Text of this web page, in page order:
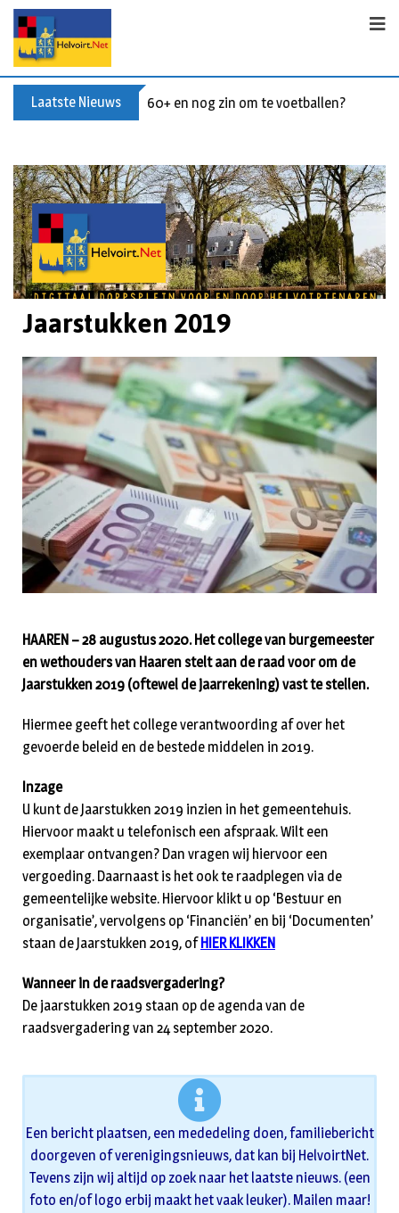
Laatste Nieuws Buxusplanten in brand in Biezenmortel,
Jaarstukken 2019
HAAREN – 28 augustus 2020. Het college van burgemeester
en wethouders van Haaren stelt aan de raad voor om de
Jaarstukken 2019 (oftewel de jaarrekening) vast te stellen.
Hiermee geeft het college verantwoording af over het
gevoerde beleid en de bestede middelen in 2019.
Inzage
U kunt de Jaarstukken 2019 inzien in het gemeentehuis.
Hiervoor maakt u telefonisch een afspraak. Wilt een
exemplaar ontvangen? Dan vragen wij hiervoor een
vergoeding. Daarnaast is het ook te raadplegen via de
gemeentelijke website. Hiervoor klikt u op ‘Bestuur en
organisatie’, vervolgens op ‘Financiën’ en bij ‘Documenten’
staan de Jaarstukken 2019, of HIER KLIKKEN
Wanneer in de raadsvergadering?
De jaarstukken 2019 staan op de agenda van de
raadsvergadering van 24 september 2020.
Een bericht plaatsen, een mededeling doen, familiebericht
doorgeven of verenigingsnieuws, dat kan bij HelvoirtNet.
Tevens zijn wij altijd op zoek naar het laatste nieuws. (een
foto en/of logo erbij maakt het vaak leuker). Mailen maar!